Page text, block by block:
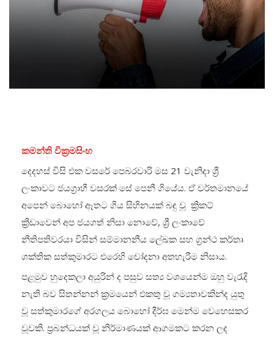
කමන්ති වික්‍රමසිංහ
දෙදහස් විසි එක වසරේ පෙබරවාරි මස 21 වැනිදා ශ්‍රී
ලංකාවට ජයග්‍රාහී වසරක් සේ පෙනී ගියේය. ඒ වර්තමානයේ
අපෙන් බොහෝ ඈතට ගිය සිහිනයක් බඳු වූ ක්‍රිකට්
ක්‍රීඩාවෙන් අප ජයගත් නිසා නොවේ, ශ්‍රී ලංකාවේ
නීතිපතිවරයා විසින් සම්මානනීය ලේඛක සහ ග්‍රන්ථ කර්තෘ
ශක්තික සත්කුමාරට එරෙහි චෝදනා අතහැරීම නිසාය.
පළමුව හුදෙකලා අයුරින් ද පසුව සත්‍ය වශයෙන්ම ඔහු වැරැදි
නැති බව සිතන්නන් ක්‍රමයෙන් එකතු වූ ගම්‍යතාවකින්ද යුතු
වූ සත්කුමාරගේ අරගලය බොහෝ දීර්ඝ මෙන්ම වෙහෙසකර
වූවකි. ප්‍රබන්ධයක් වූ නිර්මාණයක් ආගමකට කරන ලද